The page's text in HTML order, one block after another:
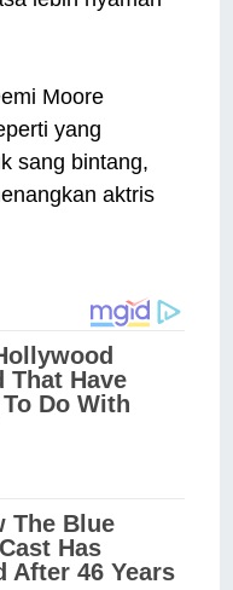
Moore
yang
sang bintang,
aktris